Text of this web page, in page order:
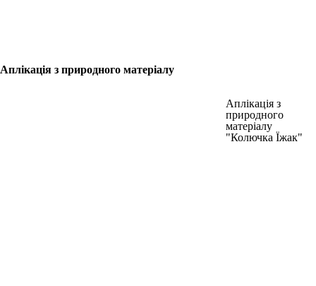
Аплікація з природного матеріалу
Аплікація з
природного
матеріалу
"Колючка Їжак"